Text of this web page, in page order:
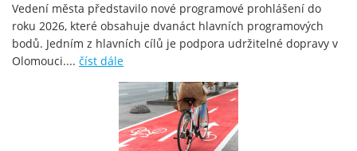
Vedení města představilo nové programové prohlášení do
roku 2026, které obsahuje dvanáct hlavních programových
bodů. Jedním z hlavních cílů je podpora udržitelné dopravy v
Olomouci.... číst dále